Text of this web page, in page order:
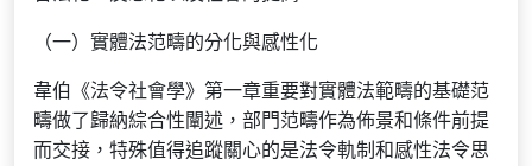
（一）實體法范疇的分化與感性化
韋伯《法令社會學》第一章重要對實體法範疇的基礎范
疇做了歸納綜合性闡述，部門范疇作為佈景和條件前提
而交接，特殊值得追蹤關心的是法令軌制和感性法令思